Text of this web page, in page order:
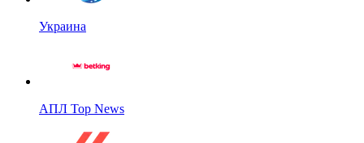
Украина
АПЛ Top News